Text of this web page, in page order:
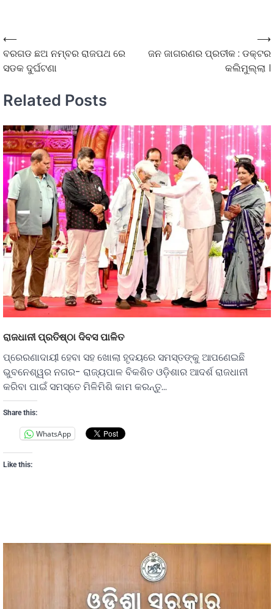
⟵
ବରଗଡ ଛଅ ନମ୍ବର ରାଜପଥ ରେ
ସଡକ ଦୁର୍ଘଟଣା
ଜନ ଜାଗରଣର ପ୍ରତୀକ : ଡକ୍ଟର
କଲିମୁଲ୍ଲା ।
⟶
Related Posts
ରାଜଧାନୀ ପ୍ରତିଷ୍ଠା ଦିବସ ପାଳିତ
ପ୍ରେରଣାଦାୟୀ ହେବା ସହ ଖୋଲା ହୃଦୟରେ ସମସ୍ତଙ୍କୁ ଆପଣେଇଛି
ଭୁବନେଶ୍ୱର ନଗର- ରାଜ୍ୟପାଳ ବିକଶିତ ଓଡ଼ିଶାର ଆଦର୍ଶ ରାଜଧାନୀ
କରିବା ପାଇଁ ସମସ୍ତେ ମିଳିମିଶି କାମ କରନ୍ତୁ…
Share this:
WhatsApp
Like this: